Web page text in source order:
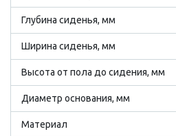
Глубина сиденья, мм
Ширина сиденья, мм
Высота от пола до сидения, мм
Диаметр основания, мм
Материал